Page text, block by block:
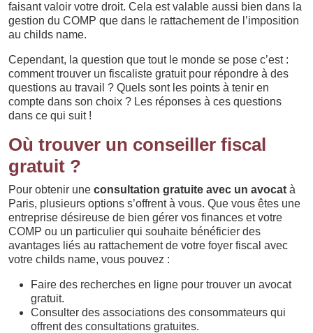
faisant valoir votre droit. Cela est valable aussi bien dans la
gestion du COMP que dans le rattachement de l’imposition
au childs name.
Cependant, la question que tout le monde se pose c’est :
comment trouver un fiscaliste gratuit pour répondre à des
questions au travail ? Quels sont les points à tenir en
compte dans son choix ? Les réponses à ces questions
dans ce qui suit !
Où trouver un conseiller fiscal
gratuit ?
Pour obtenir une consultation gratuite avec un avocat à
Paris, plusieurs options s’offrent à vous. Que vous êtes une
entreprise désireuse de bien gérer vos finances et votre
COMP ou un particulier qui souhaite bénéficier des
avantages liés au rattachement de votre foyer fiscal avec
votre childs name, vous pouvez :
Faire des recherches en ligne pour trouver un avocat
gratuit.
Consulter des associations des consommateurs qui
offrent des consultations gratuites.